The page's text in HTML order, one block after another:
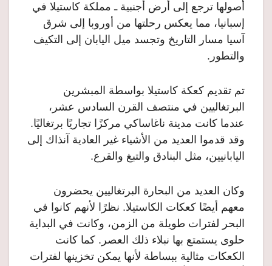
أصولها ترجع إلى أرض أجنبية ـ مملكة كاستيلا في
إسبانيا، مما يعكس رحلتها من أوروبا إلى شرق
آسيا مسار التاريخ وتجسد ميل اليابان إلى التكيف
والتطور.
تم تقديم كعكة كاستيلا بواسطة المبشرين
البرتغاليين في منتصف القرن السادس عشر،
عندما كانت مدينة ناغاساكي مركزًا تجاريًا برتغاليًا.
وقد قدموا العديد من الأشياء غير العادية آنذاك إلى
اليابانيين، مثل البنادق والتبغ والقرع.
وكان العديد من البحارة البرتغاليين يحضرون
معهم أيضًا كعكات الكاستيلا. نظرًا لأنهم كانوا في
البحر لفترات طويلة من الزمن، وكانت في البداية
حلوى يستمتع بها نبلاء ذلك العصر. كما كانت
الكعكات مثالية ببساطة لأنها يمكن تخزينها لفترات